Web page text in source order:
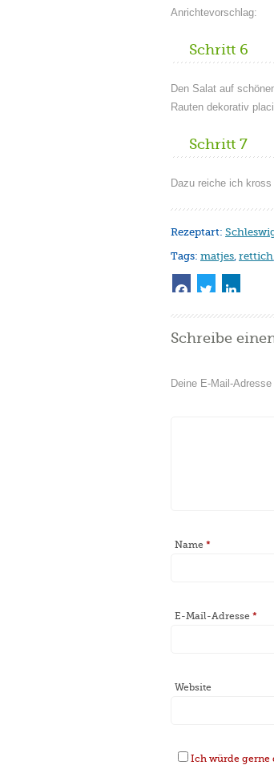
Anrichtevorschlag:
Schritt 6
Den Salat auf
Rauten dekorativ
Schritt 7
Dazu reiche ich
Rezeptart:
Tags: matjes, rettich
Schreibe
Deine E-Mail-
Name *
E-Mail-Adresse *
Website
Ich würde gerne